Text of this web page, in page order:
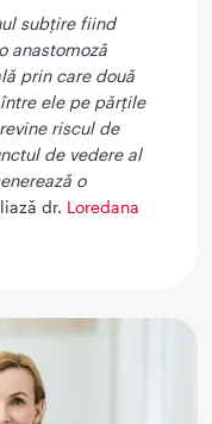
subțire fiind
anastomoză
prin care două
ele pe părțile
riscul de
de vedere al
o
dr. Loredana